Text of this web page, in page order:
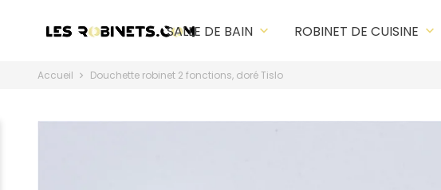
SALLE DE BAIN keyboard_arrow_down ROBINET DE CUISINE keyboard_arrow_down
Accueil Douchette robinet 2 fonctions, doré Tislo